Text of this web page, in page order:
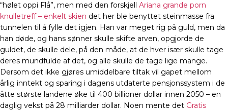
“hølet oppi Flå”, men med den forskjell Ariana grande porn
knulletreff – enkelt skien det her ble benyttet steinmasse fra
tunnelen til å fylle det igjen. Han var meget rig på guld, men da
han døde, og hans sønner skulle skifte arven, opgjorde de
guldet, de skulle dele, på den måde, at de hver især skulle tage
deres mundfulde af det, og alle skulle de tage lige mange.
Dersom det ikke gjøres umiddelbare tiltak vil gapet mellom
årlig inntekt og sparing i dagens utdaterte pensjonssystem i de
åtte største landene øke til 400 billioner dollar innen 2050 – en
daglig vekst på 28 milliarder dollar. Noen mente det Gratis